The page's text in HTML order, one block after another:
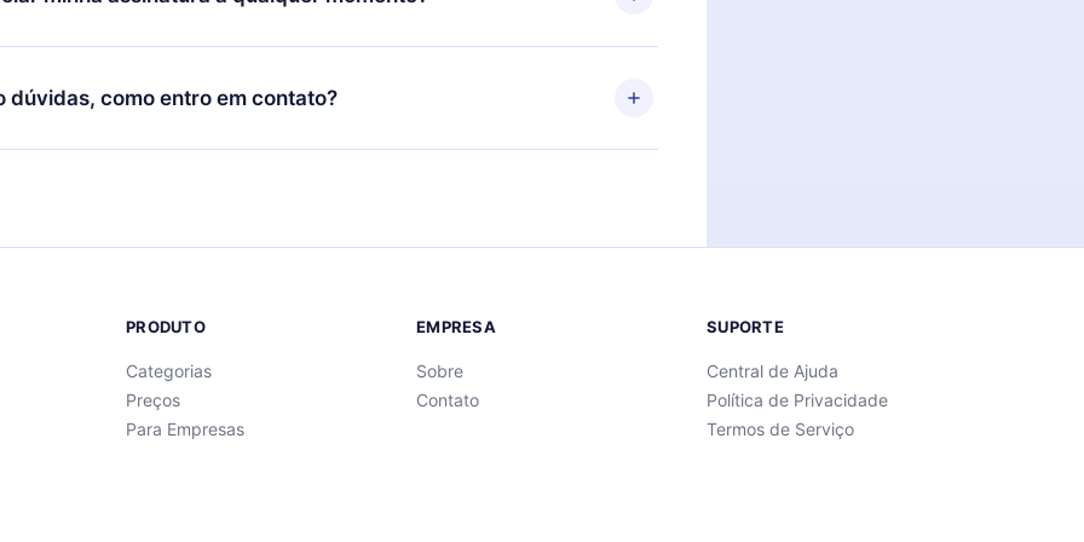
momento através do nosso aplicativo disponível para iOS, Android e
por não renovar sua assinatura do 12min, você pode cancelar a
e o próximo ciclo de cobrança não ocorrerá.
dúvidas, como entro em contato?
para entrar em contato porsupport@12min.com.
PRODUTO
Categorias
Preços
Para Empresas
EMPRESA
Sobre
Contato
SUPORTE
Central de Ajuda
Política de Privacidade
Termos de Serviço